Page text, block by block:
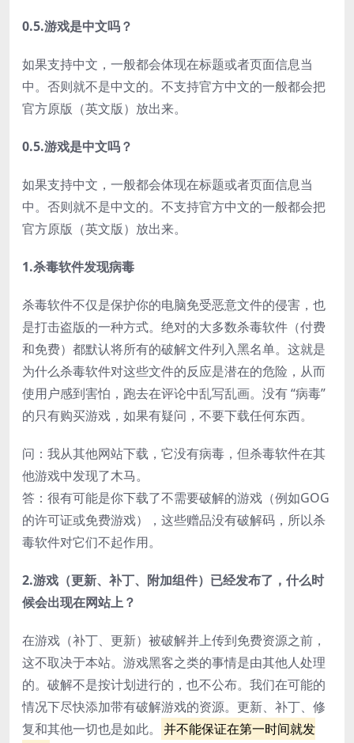
0.5.游戏是中文吗？
如果支持中文，一般都会体现在标题或者页面信息当
中。否则就不是中文的。不支持官方中文的一般都会把
官方原版（英文版）放出来。
0.5.游戏是中文吗？
如果支持中文，一般都会体现在标题或者页面信息当
中。否则就不是中文的。不支持官方中文的一般都会把
官方原版（英文版）放出来。
1.杀毒软件发现病毒
杀毒软件不仅是保护你的电脑免受恶意文件的侵害，也
是打击盗版的一种方式。绝对的大多数杀毒软件（付费
和免费）都默认将所有的破解文件列入黑名单。这就是
为什么杀毒软件对这些文件的反应是潜在的危险，从而
使用户感到害怕，跑去在评论中乱写乱画。没有 “病毒”
的只有购买游戏，如果有疑问，不要下载任何东西。
问：我从其他网站下载，它没有病毒，但杀毒软件在其
他游戏中发现了木马。
答：很有可能是你下载了不需要破解的游戏（例如GOG
的许可证或免费游戏），这些赠品没有破解码，所以杀
毒软件对它们不起作用。
2.游戏（更新、补丁、附加组件）已经发布了，什么时
候会出现在网站上？
在游戏（补丁、更新）被破解并上传到免费资源之前，
这不取决于本站。游戏黑客之类的事情是由其他人处理
的。破解不是按计划进行的，也不公布。我们在可能的
情况下尽快添加带有破解游戏的资源。更新、补丁、修
复和其他一切也是如此。
并不能保证在第一时间就发